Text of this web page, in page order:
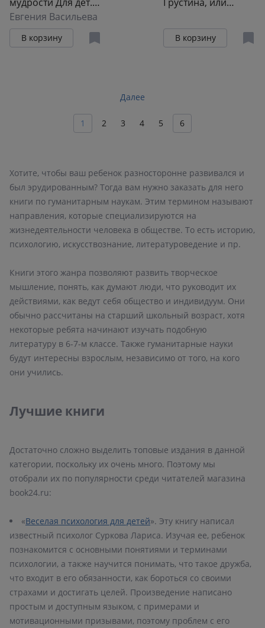
8-10 лет и их
родителей (мШКМ)
Васильева
Евгения Васильева
В корзину
сторона души
В корзину
1 2 3 4 5 6
Далее
Хотите, чтобы ваш ребенок разносторонне развивался и
был эрудированным? Тогда вам нужно заказать для него
книги по гуманитарным наукам. Этим термином называют
направления, которые специализируются на
жизнедеятельности человека в обществе. То есть историю,
психологию, искусствознание, литературоведение и пр.
Книги этого жанра позволяют развить творческое
мышление, понять, как думают люди, что руководит их
действиями, как ведут себя общество и индивидуум. Они
обычно рассчитаны на старший школьный возраст, хотя
некоторые ребята начинают изучать подобную
литературу в 6-7-м классе. Также гуманитарные науки
будут интересны взрослым, независимо от того, на кого
они учились.
Лучшие книги
Достаточно сложно выделить топовые издания в данной
категории, поскольку их очень много. Поэтому мы
отобрали их по популярности среди читателей магазина
book24.ru:
«Веселая психология для детей». Эту книгу написал
известный психолог Суркова Лариса. Изучая ее, ребенок
познакомится с основными понятиями и терминами
психологии, а также научится понимать, что такое дружба,
что входит в его обязанности, как бороться со своими
страхами и достигать целей. Произведение написано
простым и доступным языком, с примерами и
мотивационными призывами, поэтому проблем с его